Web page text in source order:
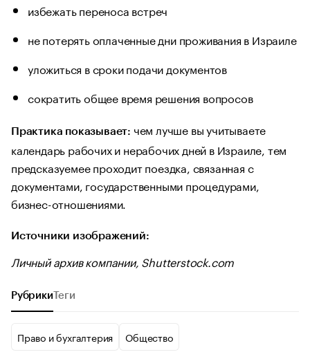
избежать переноса встреч
не потерять оплаченные дни проживания в Израиле
уложиться в сроки подачи документов
сократить общее время решения вопросов
Практика показывает: чем лучше вы учитываете
календарь рабочих и нерабочих дней в Израиле, тем
предсказуемее проходит поездка, связанная с
документами, государственными процедурами,
бизнес-отношениями.
Источники изображений:
Личный архив компании, Shutterstock.com
Рубрики Теги
Право и бухгалтерия Общество